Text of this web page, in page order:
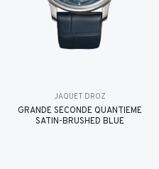
JAQUET DROZ
GRANDE SECONDE QUANTIÈME
SATIN-BRUSHED BLUE